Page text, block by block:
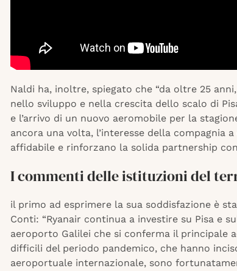
Naldi ha, inoltre, spiegato che “da oltre 25
nello sviluppo e nella crescita dello scalo di
e l’arrivo di un nuovo aeromobile per la
ancora una volta, l’interesse della compagnia
affidabile e rinforzano la solida partnership
I commenti delle istituzioni del
il primo ad esprimere la sua soddisfazione è
Conti: “Ryanair continua a investire su Pisa e
aeroporto Galilei che si conferma il principale
difficili del periodo pandemico, che hanno
aeroportuale internazionale, sono